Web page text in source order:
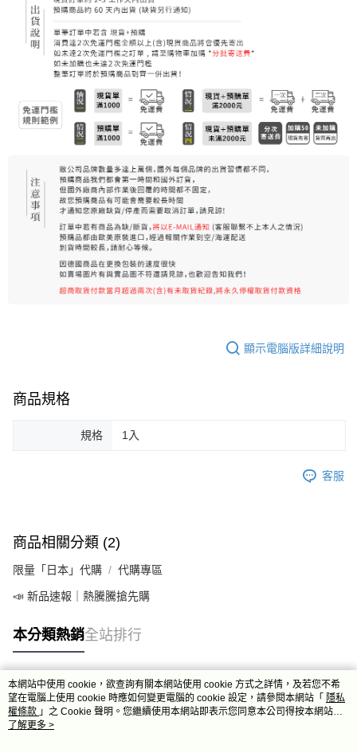
每筆NT$80，滿NT$999(含以上)免運費
7-11取貨付款
每筆NT$80，滿NT$999(含以上)免運費
7-11純取貨 (先付款
每筆NT$80，滿NT$999(含以上)免運費
每筆NT$100，滿NT$999(含以上)免運費
離島宅配（澎湖、金門、馬祖、小琉球）
每筆NT$250，滿NT$3,000(含以上)免運費
顯示電腦版詳細說明
商品規格
規格 1入
客服
商品相關分類 (2)
限量「日本」代購 代購專區
📣 新品速報｜熱騰騰搶先購
本分類熱銷全站排行
熱門標籤
本網站中使用 cookie，欲查詢有關本網站使用 cookie 方式之詳情，及若您不希
望在電腦上使用 cookie 時應如何變更電腦的 cookie 設定，請參閱本網站「 隱私
權條款 」之 Cookie 聲明。您繼續使用本網站即表示您同意本公司得按本網站使
用條款之 Cookie 聲明使用 cookie。
了解更多 >